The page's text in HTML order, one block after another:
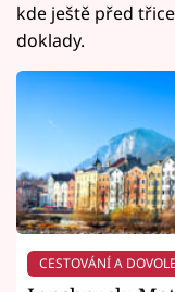
kde ještě před
doklady.
CESTOVÁNÍ A